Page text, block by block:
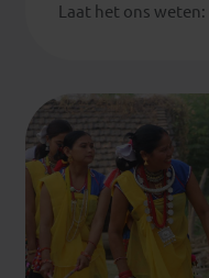
Laat het ons weten: